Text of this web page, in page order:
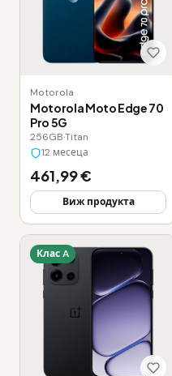
Motorola
Motorola Moto Edge 70
Pro 5G
256GB·Titan
12 месеца
461,99 €
Виж продукта
Клас A